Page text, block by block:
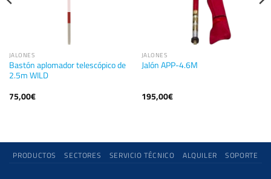
JALONES
Bastón aplomador telescópico de
2.5m WILD
75,00€
JALONES
Jalón APP-4.6M
195,00€
PRODUCTOS SECTORES SERVICIO TÉCNICO ALQUILER SOPORTE